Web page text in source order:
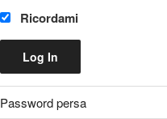
Ricordami
Password persa